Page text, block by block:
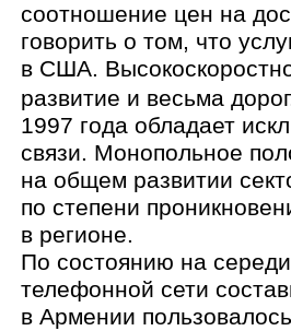
соотношение цен на
говорить о том, что
в США.
развитие и весьма
1997 года обладает
связи. Монопольное
на общем развитии
по степени
в регионе.
По состоянию на
телефонной сети
в Армении